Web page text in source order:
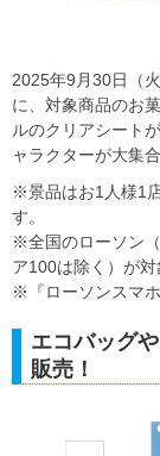
2025年9月30日（
に、対象商品のお
ルのクリアシート
ャラクターが大集
※景品はお1人様1
す。
※全国のローソン
ア100は除く）が対
※『ローソンスマ
エコバッグ
販売！